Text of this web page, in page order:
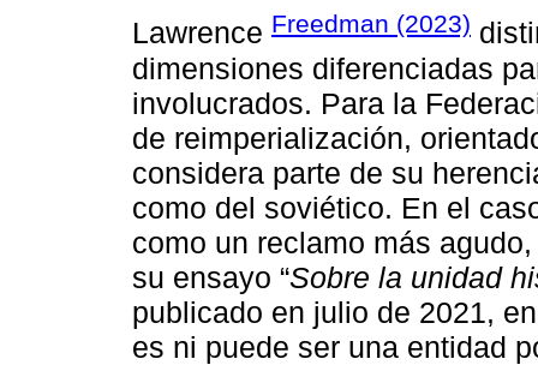
Lawrence Freedman (2023)
dimensiones diferenciadas
involucrados. Para la
de reimperialización,
considera parte de su
como del soviético. En el
como un reclamo más
su ensayo “Sobre la unidad
publicado en julio de 2021,
es ni puede ser una entidad